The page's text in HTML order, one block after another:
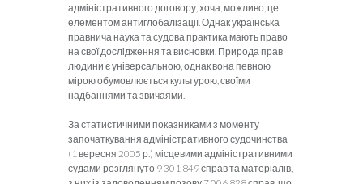
адміністративного договору, хоча, можливо, це
елементом антиглобалізації. Однак українська
правнича наука та судова практика мають право
на свої дослідження та висновки. Природа прав
людини є універсальною, однак вона певною
мірою обумовлюється культурою, своїми
надбаннями та звичаями.
За статистичними показниками з моменту
започаткування адміністративного судочинства
(1 вересня 2005 р.) місцевими адміністративними
судами розглянуто 9 301 849 справ та матеріалів,